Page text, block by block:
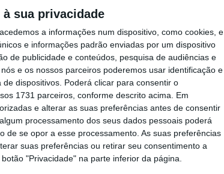
sua privacidade
a informações num dispositivo, como cookies, e
e informações padrão enviadas por um dispositivo
de publicidade e conteúdos, pesquisa de audiências e
e os nossos parceiros poderemos usar identificação e
dispositivos. Poderá clicar para consentir o
1731 parceiros, conforme descrito acima. Em
e alterar as suas preferências antes de consentir
processamento dos seus dados pessoais poderá
de se opor a esse processamento. As suas preferências
suas preferências ou retirar seu consentimento a
"Privacidade" na parte inferior da página.
2030tem uma
o programa das